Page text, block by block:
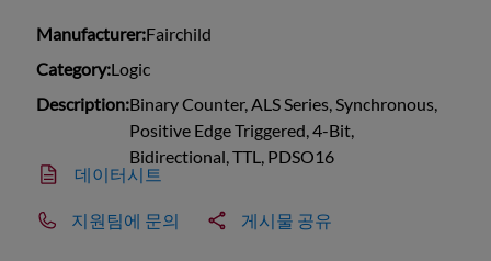
Manufacturer:Fairchild
Category:Logic
Description:Binary Counter, ALS Series, Synchronous,
Positive Edge Triggered, 4-Bit,
Bidirectional, TTL, PDSO16
데이터시트
지원팀에 문의 게시물 공유